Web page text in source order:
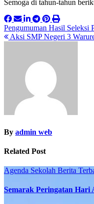
Semoga di tahun-tahun
Post
navigation
Pengumuman Hasil Seleksi
Aksi SMP Negeri 3
By admin web
Related Post
Agenda Sekolah Berita
Semarak Peringatan Hari